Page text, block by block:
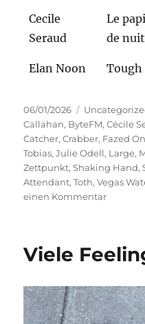
Cecile
Seraud
Le
de nuit
Elan Noon Tough
Veröffentlicht
am
06/01/2026 Kategorien
Callahan, ByteFM,Cécile
Catcher,Crabber, Fazed
Tobias,Julie Odell, Large,
Zettpunkt,Shaking Hand,
Attendant,Toth,Vegas
einen Kommentarzu
Viele